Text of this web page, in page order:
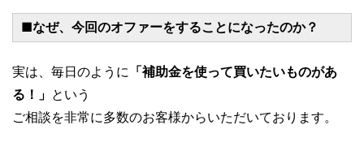
■なぜ、今回のオファーをすることになったのか？
実は、毎日のように 「補助金を使って買いたいものがあ
る！」 という
ご相談を非常に多数のお客様からいただいております。